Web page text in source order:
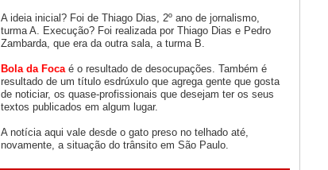
A ideia inicial? Foi de Thiago Dias, 2º ano de jornalismo,
turma A. Execução? Foi realizada por Thiago Dias e Pedro
Zambarda, que era da outra sala, a turma B.
Bola da Focaé o resultado de desocupações. Também é
resultado de um título esdrúxulo que agrega gente que gosta
de noticiar, os quase-profissionais que desejam ter os seus
textos publicados em algum lugar.
A notícia aqui vale desde o gato preso no telhado até,
novamente, a situação do trânsito em São Paulo.